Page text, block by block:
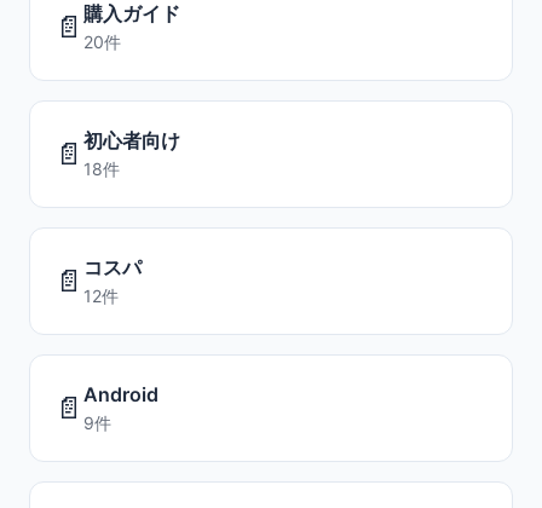
📄 購入ガイド
20件
📄 初心者向け
18件
📄 コスパ
12件
📄 Android
9件